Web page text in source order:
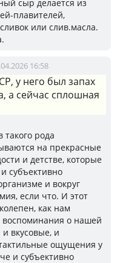
сыр делается из
плавителей,
или слив.масла.
16:58
у него был запах
а сейчас сплошная
такого рода
на прекрасные
и детстве, которые
субъективно
и вокруг
если что. И этот
как нам
о нашей
вкусовые, и
ощущения у
и субъективно